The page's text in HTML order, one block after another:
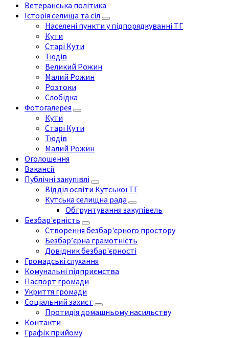
Ветеранська політика
Історія селища та сіл
Населені пункти у підпорядкуванні ТГ
Кути
Старі Кути
Тюдів
Великий Рожин
Малий Рожин
Розтоки
Слобідка
Фотогалерея
Кути
Старі Кути
Тюдів
Малий Рожин
Оголошення
Вакансії
Публічні закупівлі
Відділ освіти Кутської ТГ
Кутська селищна рада
Обгрунтування закупівель
Безбар'єрність
Створення безбар'єрного простору
Безбар’єрна грамотність
Довідник безбар'єрності
Громадські слухання
Комунальні підприємства
Паспорт громади
Укриття громади
Соціальний захист
Протидія домашньому насильству
Контакти
Графік прийому